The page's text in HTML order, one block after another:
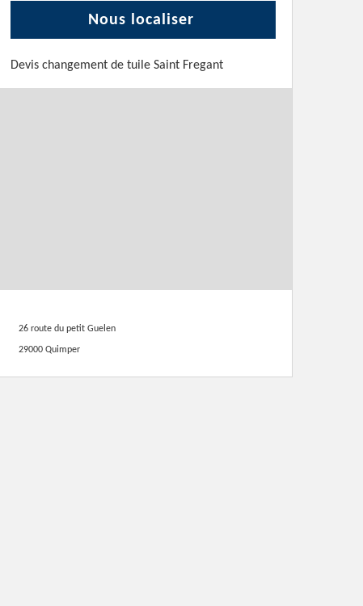
Nous localiser
Devis changement de tuile Saint Fregant
26 route du petit Guelen
29000 Quimper